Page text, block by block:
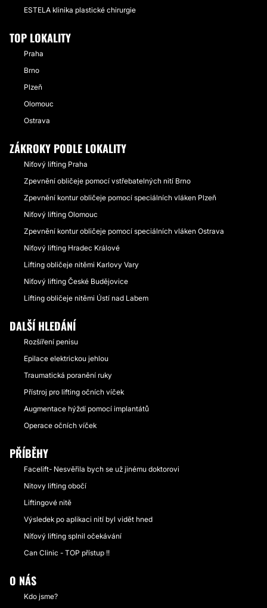
ESTELA klinika plastické chirurgie
TOP LOKALITY
Praha
Brno
Plzeň
Olomouc
Ostrava
ZÁKROKY PODLE LOKALITY
Niťový lifting Praha
Zpevnění obličeje pomocí vstřebatelných nití Brno
Zpevnění kontur obličeje pomocí speciálních vláken Plzeň
Niťový lifting Olomouc
Zpevnění kontur obličeje pomocí speciálních vláken Ostrava
Niťový lifting Hradec Králové
Lifting obličeje nitěmi Karlovy Vary
Niťový lifting České Budějovice
Lifting obličeje nitěmi Ústí nad Labem
DALŠÍ HLEDÁNÍ
Rozšíření penisu
Epilace elektrickou jehlou
Traumatická poranění ruky
Přístroj pro lifting očních víček
Augmentace hýždí pomocí implantátů
Operace očních víček
PŘÍBĚHY
Facelift- Nesvěřila bych se už jinému doktorovi
Nitovy lifting obočí
Liftingové nitě
Výsledek po aplikaci nití byl vidět hned
Níťový lifting splnil očekávání
Can Clinic - TOP přístup !!
O NÁS
Kdo jsme?